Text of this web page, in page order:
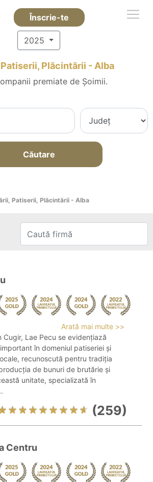
Înscrie-te
2025
Plăcintării - Alba
premiate de Șoimii.
Căutare
Patiserii, Plăcintării - Alba
Arată mai multe >>
Cugir, Lae Pecu se evidențiază
în domeniul patiseriei și
recunoscută pentru tradiția
de bunuri de brutărie și
unitate, specializată în
(259)
Centru